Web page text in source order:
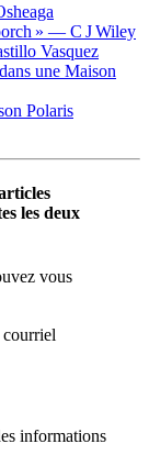
» — C J Wiley
Vasquez
une Maison
Polaris
les deux
vous
courriel
informations